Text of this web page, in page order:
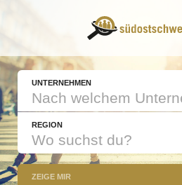
UNTERNEHMEN
REGION
ZEIGE MIR